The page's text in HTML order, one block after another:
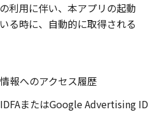
利用に伴い、本アプリの起動
る時に、自動的に取得される
報へのアクセス履歴
またはGoogle Advertising ID